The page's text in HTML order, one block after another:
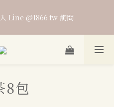
袋 (二擇一)
Line @1866.tw 詢問
貼近好運 乙份 ♣ 含獨家「人生
8包